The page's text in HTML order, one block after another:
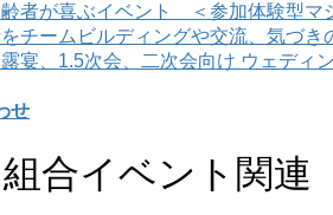
齢者が喜ぶイベント ＜参加体験型マ
をチームビルディングや交流、気づ
宴、1.5次会、二次会向け ウェディ
せ
合イベント関連